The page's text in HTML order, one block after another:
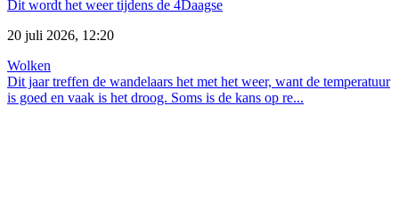
Dit wordt het weer tijdens de 4Daagse
20 juli 2026, 12:20
Wolken
Dit jaar treffen de wandelaars het met het weer, want de temperatuur
is goed en vaak is het droog. Soms is de kans op re...